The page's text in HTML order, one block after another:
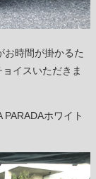
お時間が掛かるた
イスいただきま
ホワイト